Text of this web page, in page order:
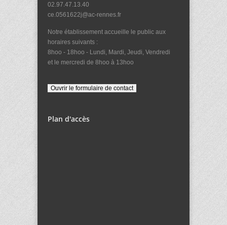
02.97.47.13.40
ce.0561622j@ac-rennes.fr
Notre établissement accueille le public aux
horaires suivants :
8hoo - 18hoo - Lundi, Mardi, Jeudi, Vendredi
et le mercredi de 8hoo à 13hoo
Plan d'accès